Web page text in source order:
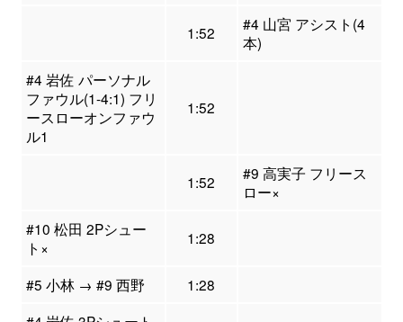
1:52
#4 山宮 アシスト(4
本)
#4 岩佐 パーソナル
ファウル(1-4:1) フリ
ースローオンファウ
ル1
1:52
1:52
#9 高実子 フリース
ロー×
#10 松田 2Pシュー
ト×
1:28
#5 小林 → #9 西野
1:28